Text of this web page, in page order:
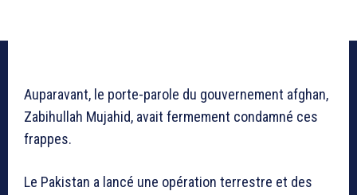
Auparavant, le porte-parole du gouvernement afghan,
Zabihullah Mujahid, avait fermement condamné ces
frappes.
Le Pakistan a lancé une opération terrestre et des